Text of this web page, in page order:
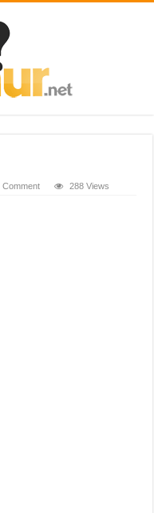
Comment 288 Views